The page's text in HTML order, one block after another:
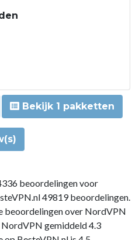
Bekijk 1 pakketten
beoordelingen voor
49819 beoordelingen.
beoordelingen over NordVPN
gemiddeld 4.3